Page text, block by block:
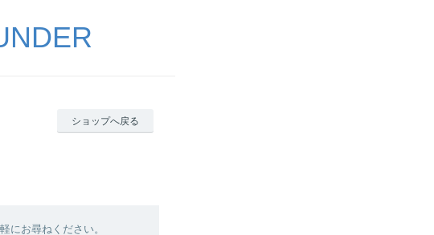
ショップへ戻る
にお尋ねください。